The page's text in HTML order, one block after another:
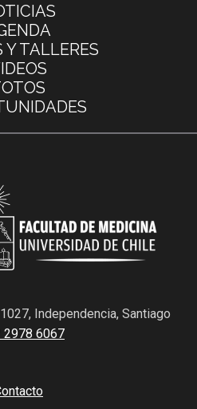
Y TALLERES
Independencia, Santiago
2978 6067